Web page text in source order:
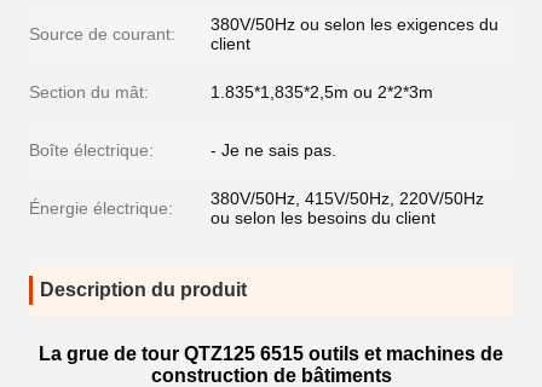
Source de courant:
380V/50Hz ou selon les exigences du
client
Section du mât: 1.835*1,835*2,5m ou 2*2*3m
Boîte électrique: - Je ne sais pas.
Énergie électrique:
380V/50Hz, 415V/50Hz, 220V/50Hz
ou selon les besoins du client
Description du produit
La grue de tour QTZ125 6515 outils et machines de
construction de bâtiments